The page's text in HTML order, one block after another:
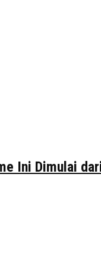
Ini Dimulai